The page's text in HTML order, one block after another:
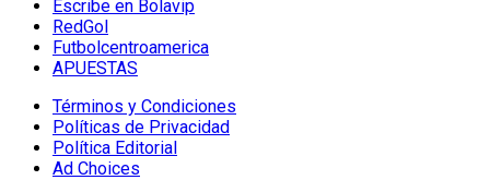
Escribe en Bolavip
RedGol
Futbolcentroamerica
APUESTAS
Términos y Condiciones
Políticas de Privacidad
Política Editorial
Ad Choices